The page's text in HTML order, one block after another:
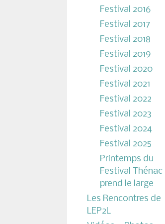
Festival 2016
Festival 2017
Festival 2018
Festival 2019
Festival 2020
Festival 2021
Festival 2022
Festival 2023
Festival 2024
Festival 2025
Printemps du
Festival Thénac
prend le large
Les Rencontres de
LEP2L